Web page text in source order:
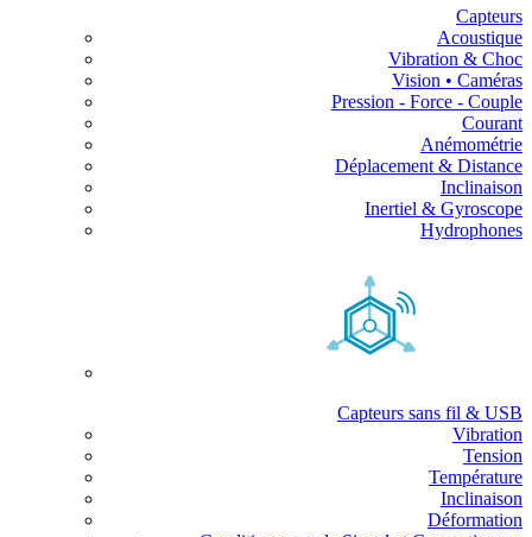
Capteurs
Acoustique
Vibration & Choc
Vision • Caméras
Pression - Force - Couple
Courant
Anémométrie
Déplacement & Distance
Inclinaison
Inertiel & Gyroscope
Hydrophones
Capteurs sans fil & USB
Vibration
Tension
Température
Inclinaison
Déformation